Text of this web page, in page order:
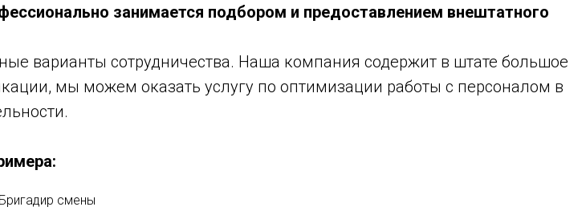
занимается подбором и предоставлением внештатного
варианты сотрудничества. Наша компания содержит в штате большое
мы можем оказать услугу по оптимизации работы с персоналом в
Бригадир смены